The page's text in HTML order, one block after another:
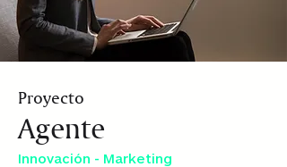
Proyecto
Agente
Innovación - Marketing